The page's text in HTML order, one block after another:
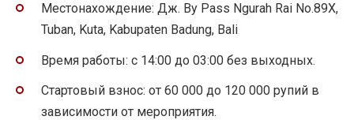
Местонахождение: Дж. By Pass Ngurah Rai No.89X,
Tuban, Kuta, Kabupaten Badung, Bali
Время работы: с 14:00 до 03:00 без выходных.
Стартовый взнос: от 60 000 до 120 000 рупий в
зависимости от мероприятия.